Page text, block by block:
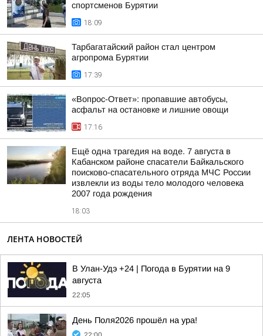
спортсменов Бурятии
18:09
Тарбагатайский район стал центром
агропрома Бурятии
17:39
«Вопрос-Ответ»: пропавшие автобусы,
асфальт на остановке и лишние овощи
17:16
Ещё одна трагедия на воде. 7 августа в
Кабанском районе спасатели Байкальского
поисково-спасательного отряда МЧС России
извлекли из воды тело молодого человека
2007 года рождения
18:03
ЛЕНТА НОВОСТЕЙ
В Улан-Удэ +24 | Погода в Бурятии на 9
августа
22:05
День Поля2026 прошёл на ура!